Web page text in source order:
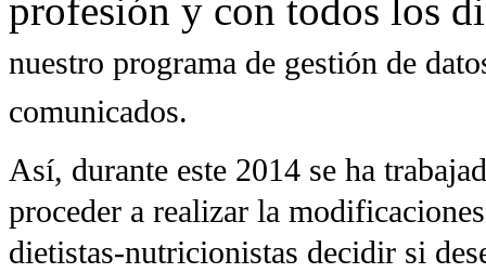
profesión y con todos los
nuestro programa de gestión de
comunicados.
Así, durante este 2014 se ha
proceder a realizar la
dietistas-nutricionistas decidir si